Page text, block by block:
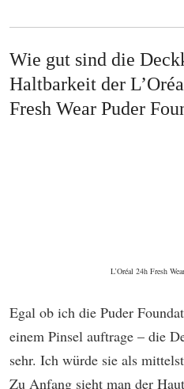
Wie gut sind die
Haltbarkeit der
Fresh Wear Puder
L’Oréal 24h Fresh
Egal ob ich die Puder
einem Pinsel auftrage – die
sehr. Ich würde sie als
Zu Anfang sieht man der